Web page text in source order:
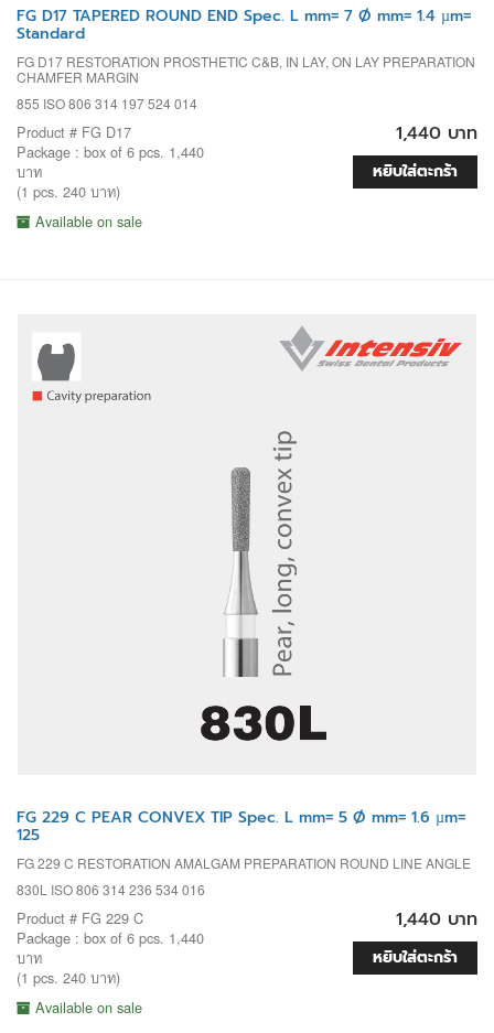
FG D17 TAPERED ROUND END Spec. L mm= 7 Ø mm= 1.4 µm=
Standard
FG D17 RESTORATION PROSTHETIC C&B, IN LAY, ON LAY PREPARATION
CHAMFER MARGIN
855 ISO 806 314 197 524 014
Product # FG D17
Package : box of 6 pcs. 1,440
บาท
(1 pcs. 240 บาท)
Available on sale
1,440 บาท
หยิบใส่ตะกร้า
FG 229 C PEAR CONVEX TIP Spec. L mm= 5 Ø mm= 1.6 µm=
125
FG 229 C RESTORATION AMALGAM PREPARATION ROUND LINE ANGLE
830L ISO 806 314 236 534 016
Product # FG 229 C
Package : box of 6 pcs. 1,440
บาท
(1 pcs. 240 บาท)
Available on sale
1,440 บาท
หยิบใส่ตะกร้า